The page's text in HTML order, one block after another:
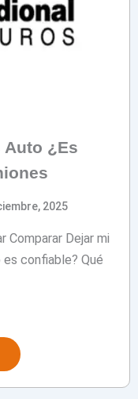
¿Es
2025
Comparar Dejar mi
confiable? Qué